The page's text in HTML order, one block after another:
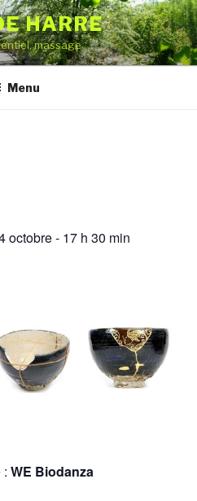
HARRE
massage
Menu
octobre - 17 h 30 min
: WE Biodanza